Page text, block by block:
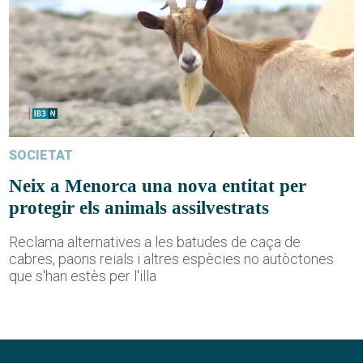
SOCIETAT
Neix a Menorca una nova entitat per
protegir els animals assilvestrats
Reclama alternatives a les batudes de caça de
cabres, paons reials i altres espècies no autòctones
que s'han estès per l'illa